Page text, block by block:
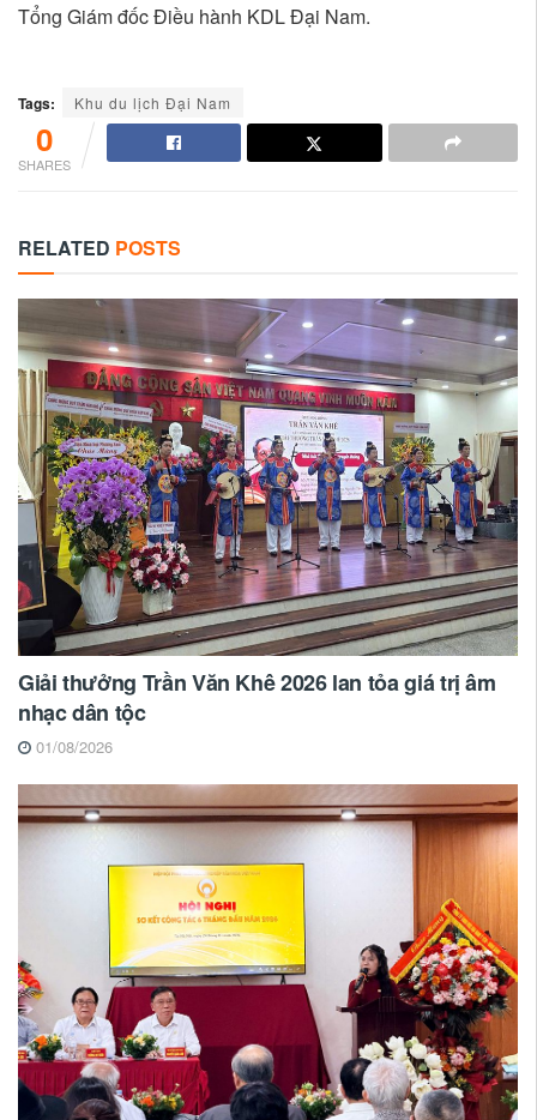
Tổng Giám đốc Điều hành KDL Đại Nam.
Tags: Khu du lịch Đại Nam
0
SHARES
RELATED POSTS
Giải thưởng Trần Văn Khê 2026 lan tỏa giá trị âm
nhạc dân tộc
01/08/2026